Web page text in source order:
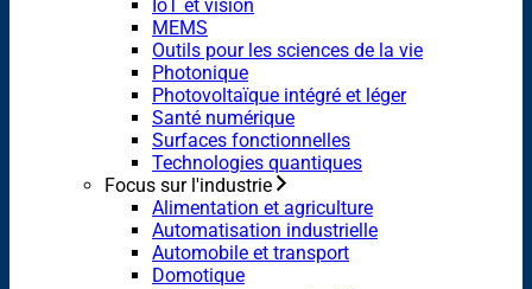
IoT et vision
MEMS
Outils pour les sciences de la vie
Photonique
Photovoltaïque intégré et léger
Santé numérique
Surfaces fonctionnelles
Technologies quantiques
Focus sur l'industrie
Alimentation et agriculture
Automatisation industrielle
Automobile et transport
Domotique